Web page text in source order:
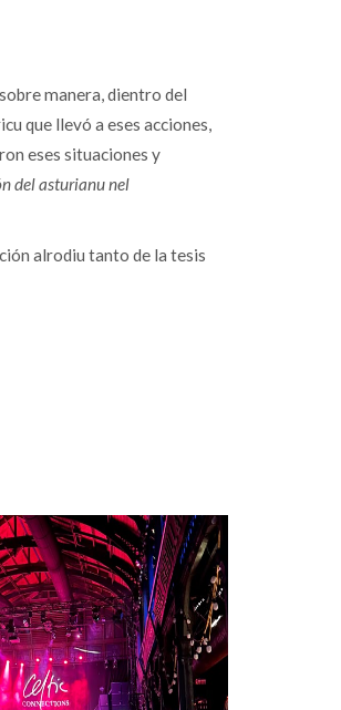
manera, dientro del
que llevó a eses acciones,
eses situaciones y
del asturianu nel
alrodiu tanto de la tesis